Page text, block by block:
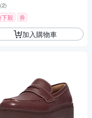
(2)
下殺 券
加入購物車